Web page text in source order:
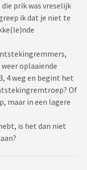
prik was vreselijk
ik dat je niet te
oplaaiende
4 weg en begint het
Of
maar in een lagere
is het dan niet